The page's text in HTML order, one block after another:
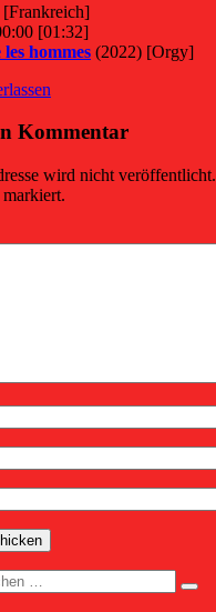
[01:32]
hommes (2022) [Orgy]
Kommentar
wird nicht veröffentlicht.
markiert.